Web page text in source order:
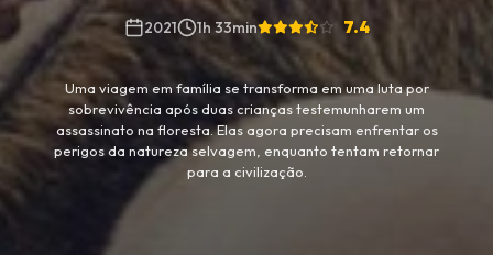
2021
1h 33min 7.4
Uma viagem em família se transforma em uma luta por
sobrevivência após duas crianças testemunharem um
assassinato na floresta. Elas agora precisam enfrentar os
perigos da natureza selvagem, enquanto tentam retornar
para a civilização.